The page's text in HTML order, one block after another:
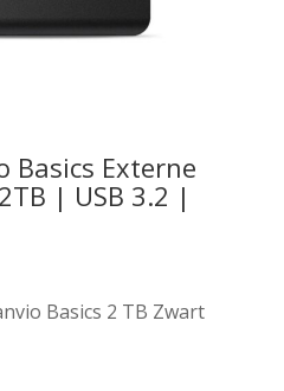
Basics Externe
| USB 3.2 |
Basics 2 TB Zwart